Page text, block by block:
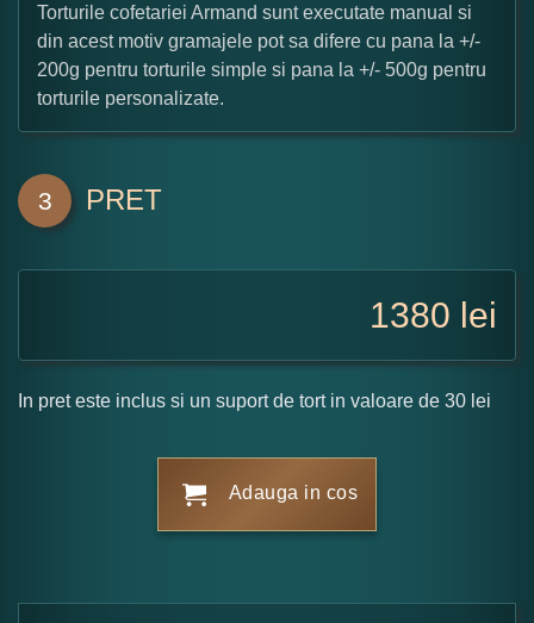
Torturile cofetariei Armand sunt executate manual si
din acest motiv gramajele pot sa difere cu pana la +/-
200g pentru torturile simple si pana la +/- 500g pentru
torturile personalizate.
3 PRET
1380 lei
In pret este inclus si un suport de tort in valoare de 30 lei
Adauga in cos